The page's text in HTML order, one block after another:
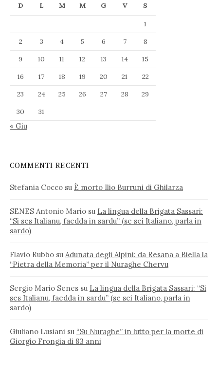
D L M M G V S
1
2
3 4 5 6 7
8
9
10 11 12 13 14
15
16
17 18 19 20 21
22
23
24 25 26 27 28
29
30
31
« Giu
COMMENTI RECENTI
Stefania Cocco su È morto Ilio Burruni di Ghilarza
SENES Antonio Mario su La lingua della Brigata Sassari:
“Si ses Italianu, faedda in sardu” (se sei Italiano, parla in
sardo)
Flavio Rubbo su Adunata degli Alpini: da Resana a Biella la
“Pietra della Memoria” per il Nuraghe Chervu
Sergio Mario Senes su La lingua della Brigata Sassari: “Si
ses Italianu, faedda in sardu” (se sei Italiano, parla in
sardo)
Giuliano Lusiani su “Su Nuraghe” in lutto per la morte di
Giorgio Frongia di 83 anni